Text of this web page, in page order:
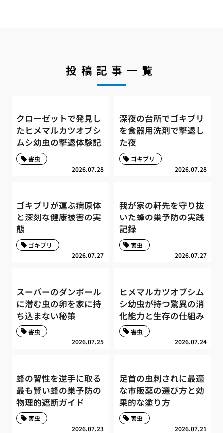
投稿記事一覧
クローゼットで発見し
たヒメマルカツオブシ
ムシ幼虫の撃退体験記
2026.07.28
害虫
深夜の台所でゴキブリ
を食器用洗剤で撃退し
た夜
2026.07.28
ゴキブリ
ゴキブリが運ぶ病原体
と深刻な健康被害の実
態
2026.07.27
ゴキブリ
我が家の軒先を守り抜
いた蜂の巣予防の実践
記録
2026.07.27
害虫
スーパーのダンボール
に潜む虫の卵を家に持
ち込まない秘策
2026.07.25
害虫
ヒメマルカツオブシム
シ幼虫が持つ驚異の消
化能力と生存の仕組み
2026.07.24
害虫
蜂の習性を逆手に取る
最も賢い蜂の巣予防の
物理的遮断ガイド
2026.07.23
害虫
足首の虫刺されに最適
な市販薬の選び方と効
果的な塗り方
2026.07.21
害虫